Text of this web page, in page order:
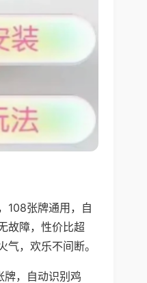
108张牌通用，自
故障，性价比超
，欢乐不间断。
牌，自动识别鸡